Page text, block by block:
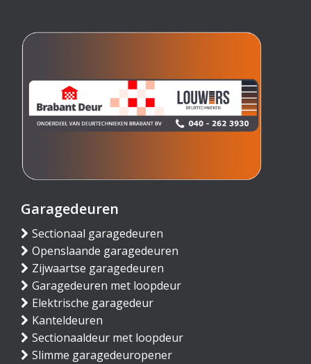
Garagedeuren
Sectionaal garagedeuren
Openslaande garagedeuren
Zijwaartse garagedeuren
Garagedeuren met loopdeur
Elektrische garagedeur
Kanteldeuren
Sectionaaldeur met loopdeur
Slimme garagedeuropener